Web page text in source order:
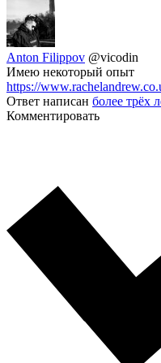
Anton Filippov @vicodin
Имею некоторый опыт
https://
Ответ написан более трёх
Комментировать